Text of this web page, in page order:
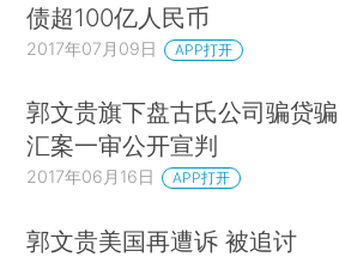
债超100亿人民币
2017年07月09日 APP打开
郭文贵旗下盘古氏公司骗贷骗
汇案一审公开宣判
2017年06月16日 APP打开
郭文贵美国再遭诉 被追讨